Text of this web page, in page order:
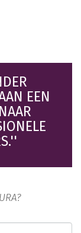
EEN